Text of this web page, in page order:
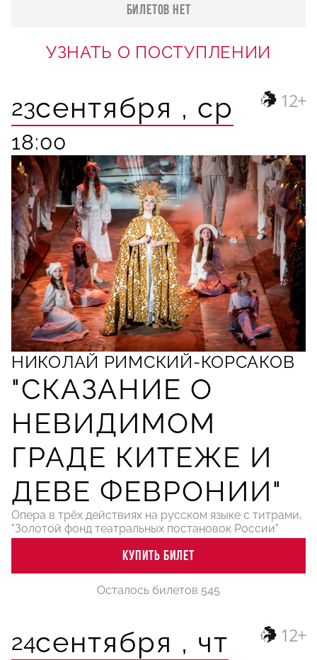
БИЛЕТОВ НЕТ
УЗНАТЬ О ПОСТУПЛЕНИИ
23сентября , ср
18:00
НИКОЛАЙ РИМСКИЙ-КОРСАКОВ
"СКАЗАНИЕ
НЕВИДИМОМ
ГРАДЕ КИТЕЖЕ И
ДЕВЕ ФЕВРОНИИ"
Опера в трёх действиях на русском языке с титрами,
"Золотой фонд театральных постановок России"
12+
КУПИТЬ БИЛЕТ
Осталось билетов 545
24сентября , чт 12+